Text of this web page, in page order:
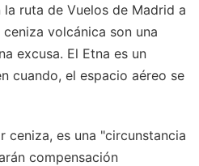
la ruta de Vuelos de Madrid a
volcánica son una
excusa. El Etna es un
cuando, el espacio aéreo se
ceniza, es una "circunstancia
compensación